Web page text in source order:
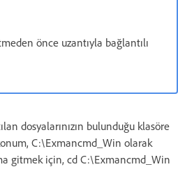
önce uzantıyla bağlantılı
dosyalarınızın bulunduğu klasöre
C:\Exmancmd_Win olarak
gitmek için, cd C:\Exmancmd_Win